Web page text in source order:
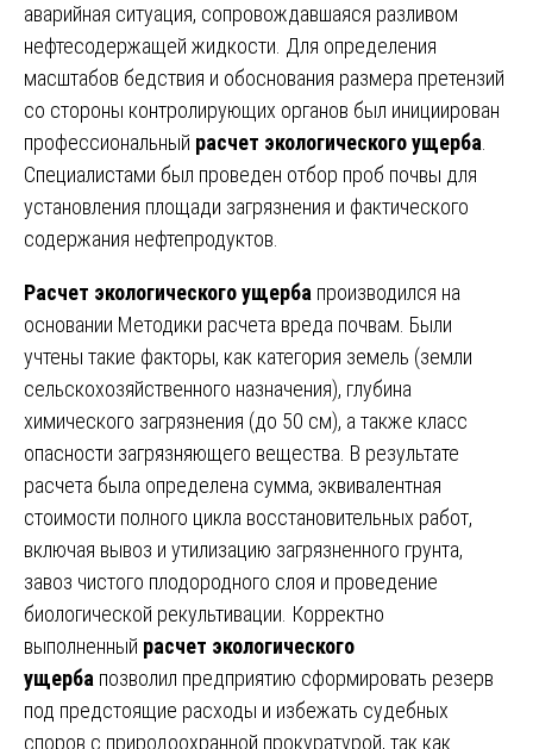
аварийная ситуация, сопровождавшаяся разливом
нефтесодержащей жидкости. Для определения
масштабов бедствия и обоснования размера претензий
со стороны контролирующих органов был инициирован
профессиональный расчет экологического ущерба.
Специалистами был проведен отбор проб почвы для
установления площади загрязнения и фактического
содержания нефтепродуктов.
Расчет экологического ущерба производился на
основании Методики расчета вреда почвам. Были
учтены такие факторы, как категория земель (земли
сельскохозяйственного назначения), глубина
химического загрязнения (до 50 см), а также класс
опасности загрязняющего вещества. В результате
расчета была определена сумма, эквивалентная
стоимости полного цикла восстановительных работ,
включая вывоз и утилизацию загрязненного грунта,
завоз чистого плодородного слоя и проведение
биологической рекультивации. Корректно
выполненный расчет экологического
ущерба позволил предприятию сформировать резерв
под предстоящие расходы и избежать судебных
споров с природоохранной прокуратурой, так как